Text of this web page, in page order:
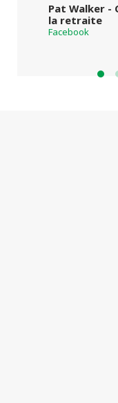
Pat Walker -
la retraite
Facebook